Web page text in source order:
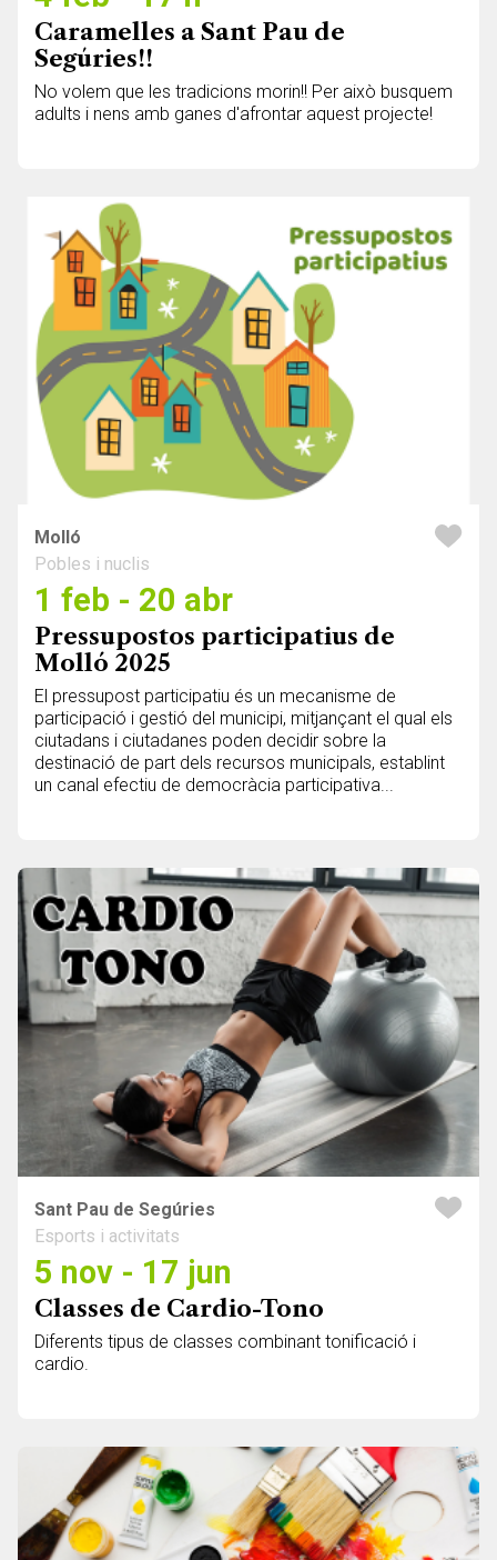
Caramelles a Sant Pau de
Segúries!!
No volem que les tradicions morin!! Per això busquem
adults i nens amb ganes d'afrontar aquest projecte!
Molló
Pobles i nuclis
1 feb - 20 abr
Pressupostos participatius de
Molló 2025
El pressupost participatiu és un mecanisme de
participació i gestió del municipi, mitjançant el qual els
ciutadans i ciutadanes poden decidir sobre la
destinació de part dels recursos municipals, establint
un canal efectiu de democràcia participativa...
Sant Pau de Segúries
Esports i activitats
5 nov - 17 jun
Classes de Cardio-Tono
Diferents tipus de classes combinant tonificació i
cardio.